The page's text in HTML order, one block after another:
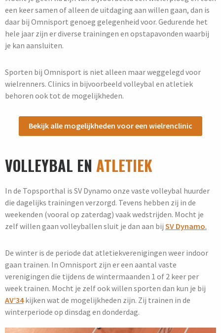
een keer samen of alleen de uitdaging aan willen gaan, dan is
daar bij Omnisport genoeg gelegenheid voor. Gedurende het
hele jaar zijn er diverse trainingen en opstapavonden waarbij
je kan aansluiten.
Sporten bij Omnisport is niet alleen maar weggelegd voor
wielrenners. Clinics in bijvoorbeeld volleybal en atletiek
behoren ook tot de mogelijkheden.
Bekijk alle mogelijkheden voor een wielrenclinic
VOLLEYBAL EN ATLETIEK
In de Topsporthal is SV Dynamo onze vaste volleybal huurder
die dagelijks trainingen verzorgd. Tevens hebben zij in de
weekenden (vooral op zaterdag) vaak wedstrijden. Mocht je
zelf willen gaan volleyballen sluit je dan aan bij SV Dynamo.
De winter is de periode dat atletiekverenigingen weer indoor
gaan trainen. In Omnisport zijn er een aantal vaste
verenigingen die tijdens de wintermaanden 1 of 2 keer per
week trainen. Mocht je zelf ook willen sporten dan kun je bij
AV’34kijken wat de mogelijkheden zijn. Zij trainen in de
winterperiode op dinsdag en donderdag.